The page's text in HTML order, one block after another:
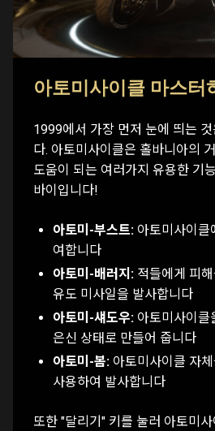
아토미사이클 마스터
1999에서 가장 먼저 눈에 띄는
다. 아토미사이클은 홀바니아의
도움이 되는 여러가지 유용한 기
바이입니다!
아토미-부스트: 아토미사이클
여합니다
아토미-배러지: 적들에게 피
유도 미사일을 발사합니다
아토미-섀도우: 아토미사이클
은신 상태로 만들어 줍니다
아토미-봄: 아토미사이클 자
사용하여 발사합니다
또한 "달리기" 키를 눌러 아토미